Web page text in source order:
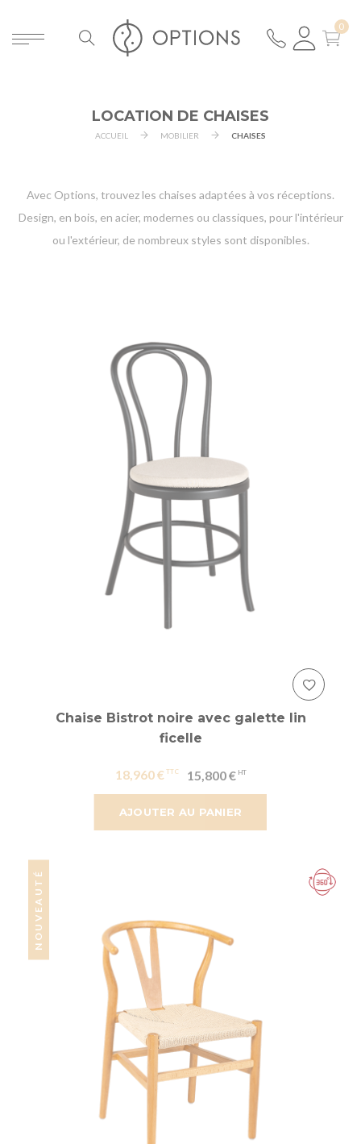
LOCATION DE CHAISES
ACCUEIL MOBILIER CHAISES
Avec Options, trouvez les chaises adaptées à vos réceptions.
Design, en bois, en acier, modernes ou classiques, pour l'intérieur
ou l'extérieur, de nombreux styles sont disponibles.
AJOUTER AU PANIER
Chaise Bistrot noire avec galette lin
ficelle
18,960 € 15,800 €
NOUVEAUTÉ